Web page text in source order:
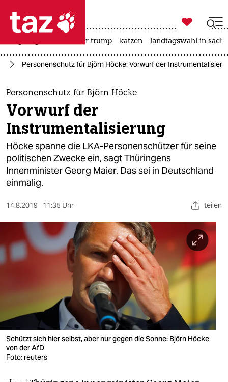
 taz zahl ich
taz zahl ich
themen
politik
öko
gesellschaft
kultur
sport
berlin
nord
verlag
veranstaltungen
shop
fragen & hilfe

taz zahl ich
usa unter trump katzen landtagswahl in
Personenschutz für Björn Höcke: Vorwurf der
Personenschutz für Björn Höcke
Vorwurf der
Instrumentalisierung
Höcke spanne die LKA-Personenschützer für seine
politischen Zwecke ein, sagt Thüringens
Innenminister Georg Maier. Das sei in Deutschland
einmalig.
14.8.2019 11:35 Uhr teilen
Schützt sich hier selbst, aber nur gegen die Sonne: Björn Höcke
von der AfD
Foto: reuters